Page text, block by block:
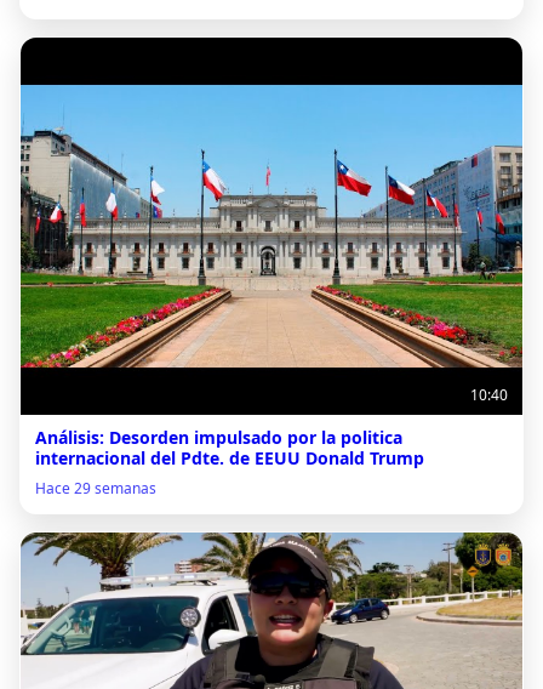
10:40
Análisis: Desorden impulsado por la politica
internacional del Pdte. de EEUU Donald Trump
Hace 29 semanas